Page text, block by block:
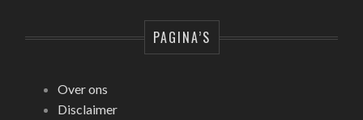
PAGINA’S
Over ons
Disclaimer